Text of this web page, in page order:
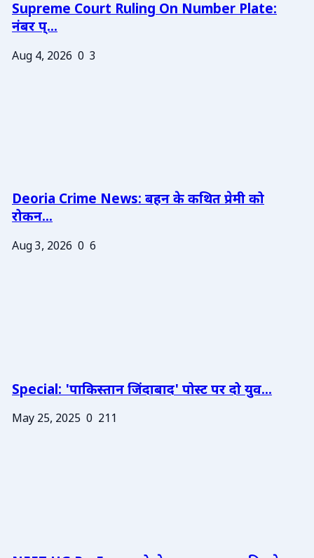
Supreme Court Ruling On Number Plate:
नंबर प्...
Aug 4, 2026 0 3
Deoria Crime News: बहन के कथित प्रेमी को
रोकन...
Aug 3, 2026 0 6
Special: 'पाकिस्तान जिंदाबाद' पोस्ट पर दो युव...
May 25, 2025 0 211